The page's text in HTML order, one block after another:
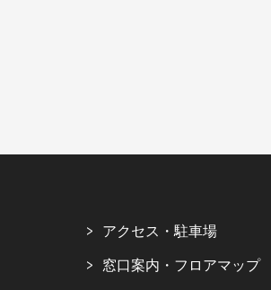
アクセス・駐車場
窓口案内・フロアマップ